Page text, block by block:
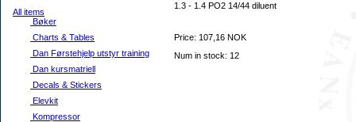
All items
Bøker
Charts & Tables
Dan Førstehjelp utstyr training
Dan kursmatriell
Decals & Stickers
Elevkit
Kompressor
1.3 - 1.4 PO2 14/44 diluent
Price: 107,16 NOK
Num in stock: 12